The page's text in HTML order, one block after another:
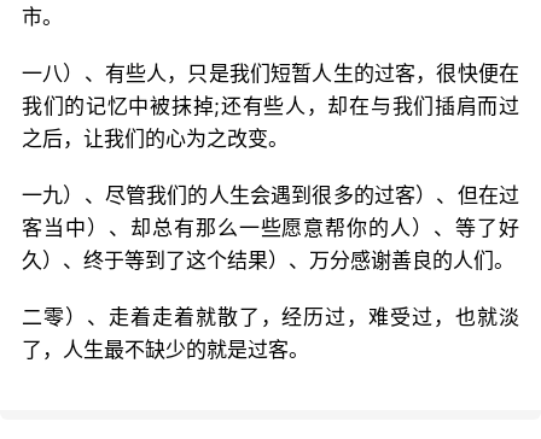
市。
一八）、有些人，只是我们短暂人生的过客，很快便在
我们的记忆中被抹掉;还有些人，却在与我们插肩而过
之后，让我们的心为之改变。
一九）、尽管我们的人生会遇到很多的过客）、但在过
客当中）、却总有那么一些愿意帮你的人）、等了好
久）、终于等到了这个结果）、万分感谢善良的人们。
二零）、走着走着就散了，经历过，难受过，也就淡
了，人生最不缺少的就是过客。